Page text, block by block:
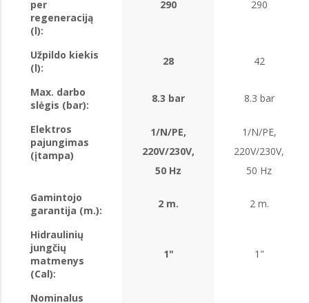
per
regeneraciją
(l):
290 290
Užpildo kiekis
(l):
28 42
Max. darbo
slėgis (bar):
8.3 bar 8.3 bar
Elektros
pajungimas
(įtampa)
1/N/PE,
220V/230V,
50 Hz
1/N/PE,
220V/230V,
50 Hz
Gamintojo
garantija (m.):
2 m. 2 m.
Hidraulinių
jungčių
matmenys
(Cal):
1" 1"
Nominalus